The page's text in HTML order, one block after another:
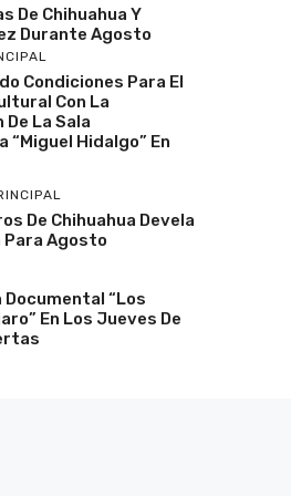
De Chihuahua Y
Durante Agosto
Condiciones Para El
Con La
De La Sala
“Miguel Hidalgo” En
De Chihuahua Devela
Agosto
“Los
En Los Jueves De